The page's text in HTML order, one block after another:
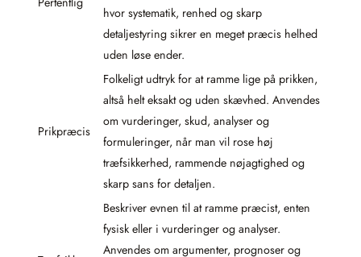
hvor systematik, renhed og skarp
detaljestyring sikrer en meget præcis helhed
uden løse ender.
Prikpræcis
Folkeligt udtryk for at ramme lige på prikken,
altså helt eksakt og uden skævhed. Anvendes
om vurderinger, skud, analyser og
formuleringer, når man vil rose høj
træfsikkerhed, rammende nøjagtighed og
skarp sans for detaljen.
Beskriver evnen til at ramme præcist, enten
fysisk eller i vurderinger og analyser.
Anvendes om argumenter, prognoser og